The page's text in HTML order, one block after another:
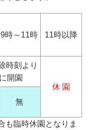
9時～11時 11時以降
時刻より
開園
休 園
無
も臨時休園となりま